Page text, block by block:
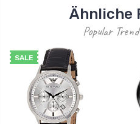
Ähnliche
Popular
SALE